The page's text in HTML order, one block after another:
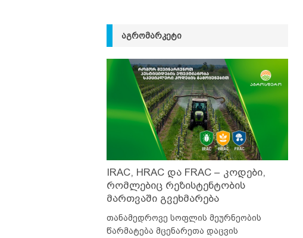
ᲐᲒᲠᲝᲛᲐᲠᲙᲔᲢᲘ
IRAC, HRAC და FRAC – კოდები,
რომლებიც რეზისტენტობის
მართვაში გვეხმარება
თანამედროვე სოფლის მეურნეობის
წარმატება მცენარეთა დაცვის